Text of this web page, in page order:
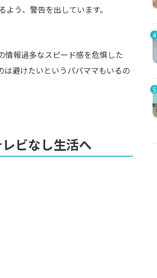
う、警告を出しています。
情報過多なスピード感を危惧した
は避けたいというパパママもいるの
ビなし生活へ
4
5